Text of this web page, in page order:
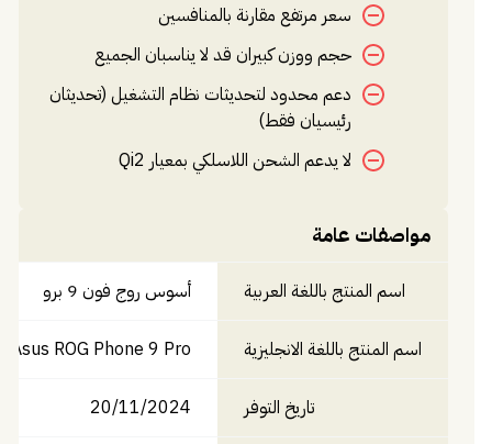
سعر مرتفع مقارنة بالمنافسين
حجم ووزن كبيران قد لا يناسبان الجميع
دعم محدود لتحديثات نظام التشغيل (تحديثان
رئيسيان فقط)
لا يدعم الشحن اللاسلكي بمعيار Qi2
مواصفات عامة
اسم المنتج باللغة العربية أسوس روج فون 9 برو
اسم المنتج باللغة الانجليزية Asus ROG Phone 9 Pro
تاريخ التوفر 20/11/2024